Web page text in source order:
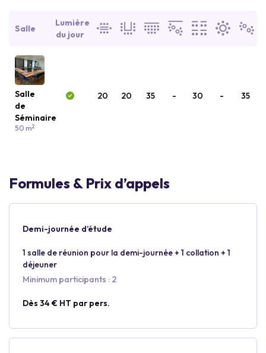
Salle
Lumière
du jour
Salle
de
Séminaire
50 m2
20 20 35 - 30 - 35
Formules & Prix d’appels
Demi-journée d’étude
1 salle de réunion pour la demi-journée + 1 collation + 1
déjeuner
Minimum participants : 2
Dès 34 € HT par pers.